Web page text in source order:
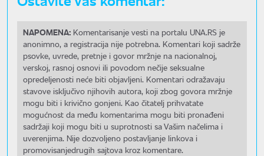
NAPOMENA: Komentarisanje vesti na portalu UNA.RS je
anonimno, a registracija nije potrebna. Komentari koji sadrže
psovke, uvrede, pretnje i govor mržnje na nacionalnoj,
verskoj, rasnoj osnovi ili povodom nečije seksualne
opredeljenosti neće biti objavljeni. Komentari odražavaju
stavove isključivo njihovih autora, koji zbog govora mržnje
mogu biti i krivično gonjeni. Kao čitatelj prihvatate
mogućnost da među komentarima mogu biti pronađeni
sadržaji koji mogu biti u suprotnosti sa Vašim načelima i
uverenjima. Nije dozvoljeno postavljanje linkova i
promovisanjedrugih sajtova kroz komentare.